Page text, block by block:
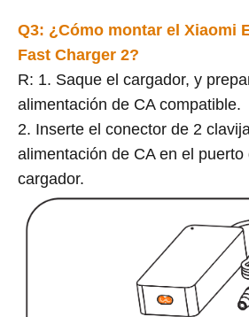
Q3: ¿Cómo montar el Xiaomi
Fast Charger 2?
R: 1. Saque el cargador, y
alimentación de CA compatible.
2. Inserte el conector de 2
alimentación de CA en el puerto
cargador.